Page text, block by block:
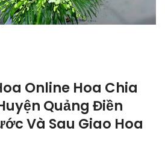
Online Hoa Chia
Quảng Điền
Và Sau Giao Hoa